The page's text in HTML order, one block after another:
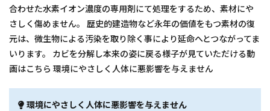
合わせた水素イオン濃度の専用剤にて処理をするため、素材にや
さしく傷めません。 歴史的建造物など永年の価値をもつ素材の復
元は、微生物による汚染を取り除く事により延命へとつながってま
いります。 カビを分解し本来の姿に戻る様子が見ていただける動
画はこちら 環境にやさしく人体に悪影響を与えません
環境にやさしく人体に悪影響を与えません